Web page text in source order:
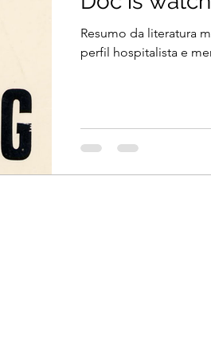
Resumo da literatura
perfil hospitalista e